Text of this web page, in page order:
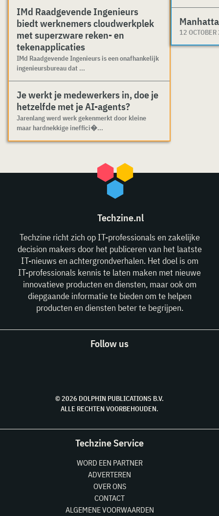
IMd Raadgevende Ingenieurs
biedt werknemers cloudwerkplek
met superzware reken- en
tekenapplicaties
IMd Raadgevende Ingenieurs is een onafhankelijk
ingenieursbureau dat ...
Je werkt je medewerkers in, doe je
hetzelfde met je AI-agents?
Jarenlang werd werk gekenmerkt door kleine
maar hardnekkige ineffici�...
12
Techzine.nl
Techzine richt zich op IT-professionals en zakelijke
decision makers door het publiceren van het laatste
IT-nieuws en achtergrondverhalen. Het doel is om
IT-professionals kennis te laten maken met nieuwe
innovatieve producten en diensten, maar ook om
diepgaande informatie te bieden om te helpen
producten en diensten beter te begrijpen.
Follow us
© 2026 DOLPHIN PUBLICATIONS B.V.
ALLE RECHTEN VOORBEHOUDEN.
Techzine Service
WORD EEN PARTNER
ADVERTEREN
OVER ONS
CONTACT
ALGEMENE VOORWAARDEN